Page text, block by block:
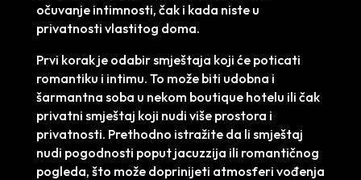
očuvanje intimnosti, čak i kada niste u
privatnosti vlastitog doma.
Prvi korak je odabir smještaja koji će poticati
romantiku i intimu. To može biti udobna i
šarmantna soba u nekom boutique hotelu ili čak
privatni smještaj koji nudi više prostora i
privatnosti. Prethodno istražite da li smještaj
nudi pogodnosti poput jacuzzija ili romantičnog
pogleda, što može doprinijeti atmosferi vođenja